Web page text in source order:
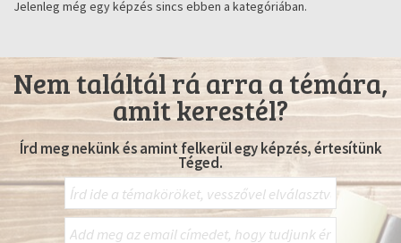
Jelenleg még egy képzés sincs ebben a kategóriában.
Nem találtál rá arra a témára,
amit kerestél?
Írd meg nekünk és amint felkerül egy képzés, értesítünk
Téged.